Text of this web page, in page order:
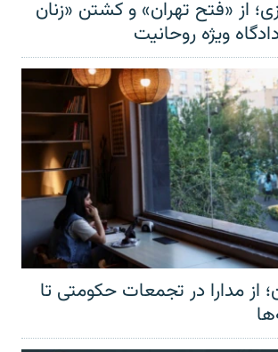
از «فتح تهران» و کشتن «زنان
ویژه روحانیت
از مدارا در تجمعات حکومتی تا